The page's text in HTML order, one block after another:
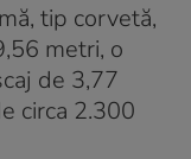
tip corvetă,
metri, o
de 3,77
circa 2.300